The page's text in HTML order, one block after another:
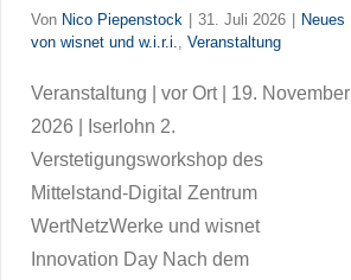
Von Nico Piepenstock 31. Juli 2026
Neues
von wisnet und w.i.r.i.
Veranstaltung
Veranstaltung | vor Ort | 19. November
2026 | Iserlohn 2.
Verstetigungsworkshop des
Mittelstand-Digital Zentrum
WertNetzWerke und wisnet
Innovation Day Nach dem